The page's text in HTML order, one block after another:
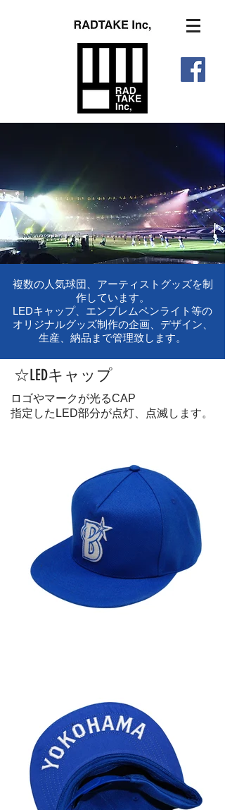
複数の人気球団、アーティストグッズを制
作しています。
LEDキャップ、エンブレムペンライト等の
オリジナルグッズ制作の企画、デザイン、
生産、納品まで管理致します。
☆LEDキャップ
ロゴやマークが光るCAP
指定したLED部分が点灯、点滅します。